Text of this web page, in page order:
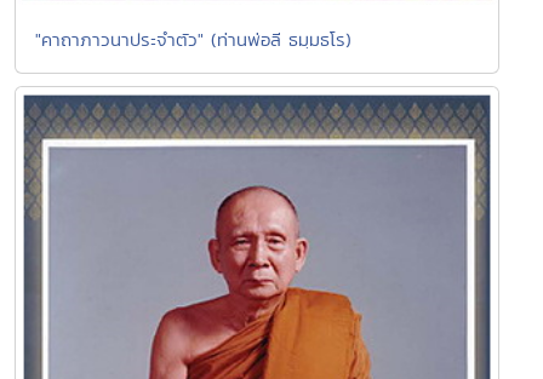
"คาถาภาวนาประจำตัว" (ท่านพ่อลี ธมฺมธโร)